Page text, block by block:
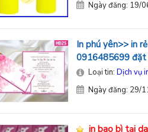
Ngày đăng: 19/
In phú yên>> in
0916485699 đặt
Loại tin: Dịch vụ
Ngày đăng: 29/
in bao bì tại